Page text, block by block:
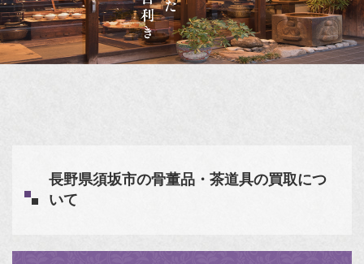
長野県須坂市の骨董品・茶道具の買取につ
いて